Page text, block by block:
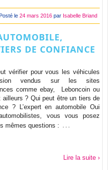
le 24 mars 2016 par Isabelle Briand
DE CONFIANCE
vérifier pour vous les véhicules
vendus sur les sites
comme ebay, Leboncoin ou
ailleurs ? Qui peut être un tiers de
? L’expert en automobile Oui
vous vous posez
mêmes questions : …
Lire la suite ›